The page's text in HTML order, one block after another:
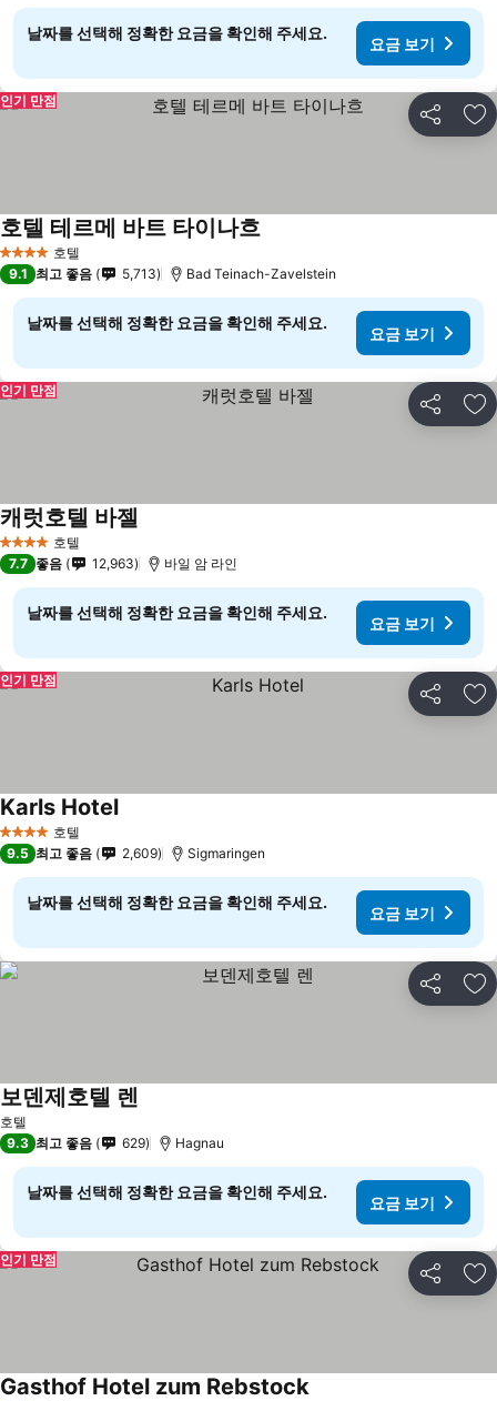
날짜를 선택해 정확한 요금을 확인해 주세요.
요금 보기
공유 즐
인기 만점
4 성급 호텔
호텔 테르메 바트 타이나흐
9.1 최고 좋음 5,713 Bad Teinach-Zavelstein
날짜를 선택해 정확한 요금을 확인해 주세요.
요금 보기
공유 즐
인기 만점
4 성급 호텔
캐럿호텔 바젤
7.7 좋음 12,963 바일 암 라인
날짜를 선택해 정확한 요금을 확인해 주세요.
요금 보기
공유 즐
인기 만점
4 성급 호텔
Karls Hotel
9.5 최고 좋음 2,609 Sigmaringen
날짜를 선택해 정확한 요금을 확인해 주세요.
요금 보기
공유 즐
호텔
보덴제호텔 렌
9.3 최고 좋음 629 Hagnau
날짜를 선택해 정확한 요금을 확인해 주세요.
요금 보기
공유 즐
인기 만점
Gasthof Hotel zum Rebstock